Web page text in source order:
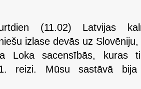
(11.02) Latvijas
izlase devās uz Slovēniju,
Loka sacensībās, kuras
reizi. Mūsu sastāvā